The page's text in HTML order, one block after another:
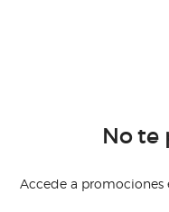
No te
Accede a promociones